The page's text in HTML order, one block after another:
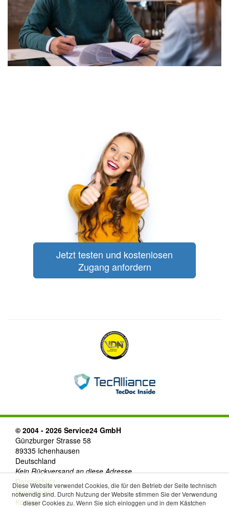
Jetzt testen und kostenlosen
Zugang anfordern
© 2004 - 2026 Service24 GmbH
Günzburger Strasse 58
89335 Ichenhausen
Deutschland
Kein Rückversand an diese Adresse
Datenschutz
Impressum
Kontakt
Diese Website verwendet Cookies, die für den Betrieb der Seite technisch
notwendig sind. Durch Nutzung der Website stimmen Sie der Verwendung
dieser Cookies zu. Wenn Sie sich einloggen und in dem Kästchen